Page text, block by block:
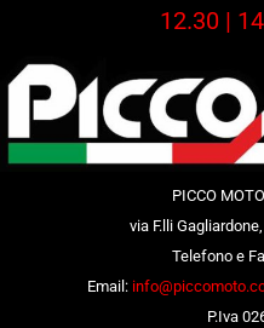
12.30 |
PICCO
via F.lli
Telefono e
Email:
P.Iva